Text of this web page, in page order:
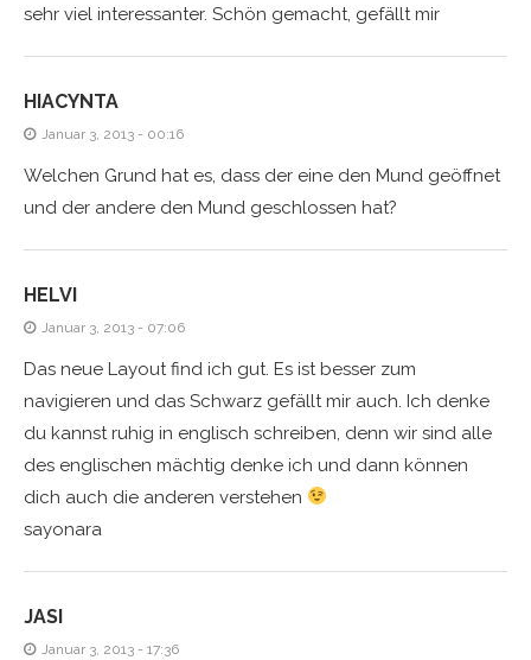
sehr viel interessanter. Schön gemacht, gefällt mir
HIACYNTA
Januar 3, 2013 - 00:16
Welchen Grund hat es, dass der eine den Mund geöffnet
und der andere den Mund geschlossen hat?
HELVI
Januar 3, 2013 - 07:06
Das neue Layout find ich gut. Es ist besser zum
navigieren und das Schwarz gefällt mir auch. Ich denke
du kannst ruhig in englisch schreiben, denn wir sind alle
des englischen mächtig denke ich und dann können
dich auch die anderen verstehen
sayonara
JASI
Januar 3, 2013 - 17:36